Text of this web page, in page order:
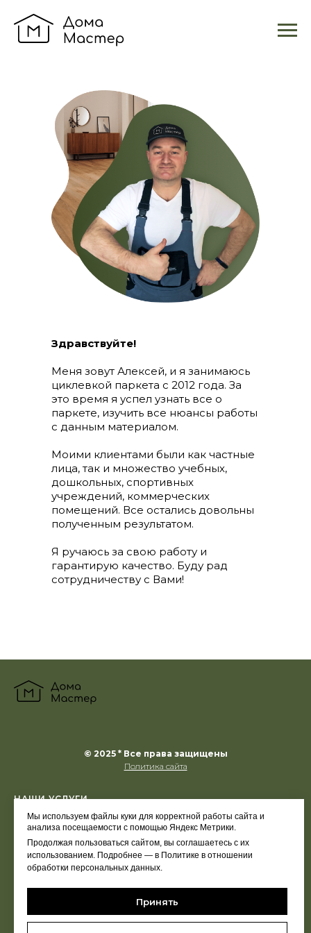
Мы используем файлы куки для корректной работы сайта и
анализа посещаемости с помощью Яндекс Метрики.
Продолжая пользоваться сайтом, вы соглашаетесь с их
использованием. Подробнее — в Политике в отношении
обработки персональных данных.
Принять
Обо мне
Здравствуйте!
Меня зовут Алексей, и я занимаюсь
циклевкой паркета с 2012 года. За
это время я успел узнать все о
паркете, изучить все нюансы работы
с данным материалом.
Моими клиентами были как частные
лица, так и множество учебных,
дошкольных, спортивных
учреждений, коммерческих
помещений. Все остались довольны
полученным результатом.
Я ручаюсь за свою работу и
гарантирую качество. Буду рад
сотрудничеству с Вами!
© 2025 * Все права защищены
Политика сайта
НАШИ УСЛУГИ
ПОЛЕЗНО
О мастере
Наш блог